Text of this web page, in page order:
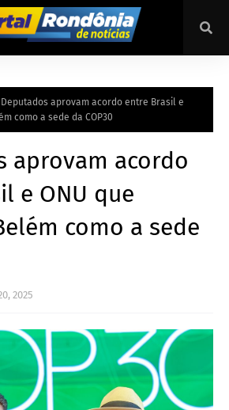
Deputados aprovam acordo entre Brasil e
como a sede da COP30
aprovam acordo
e ONU que
como a sede
2025